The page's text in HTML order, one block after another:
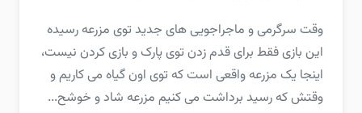
‏‏وقت سرگرمی و ماجراجویی های جدید توی مزرعه رسیده
این بازی فقط برای قدم زدن توی پارک و بازی کردن نیست،
اینجا یک مزرعه واقعی است که توی اون گیاه می کاریم و
وقتش که رسید برداشت می کنیم‏ مزرعه شاد و خوشح...